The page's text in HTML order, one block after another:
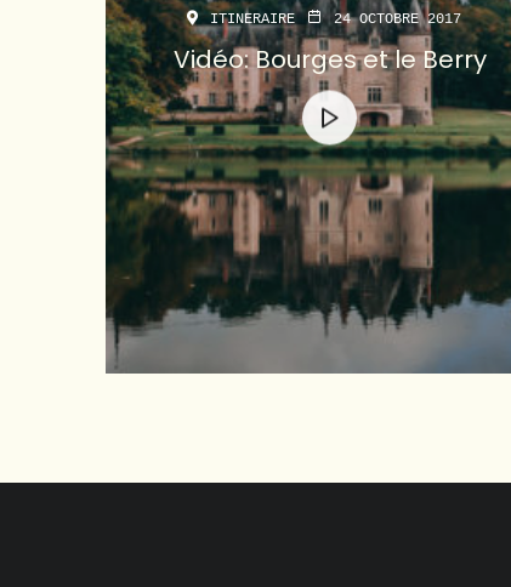
ITINERAIRE 24 OCTOBRE 2017
Vidéo: Bourges et le Berry